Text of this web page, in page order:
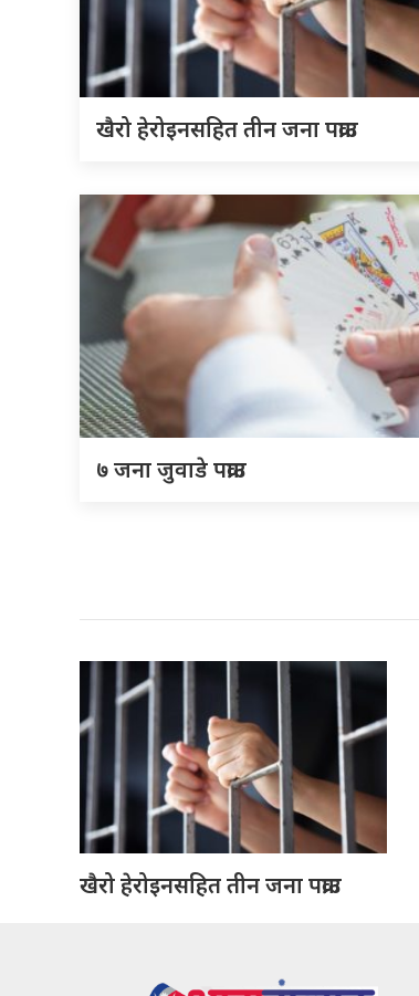
खैरो हेरोइनसहित तीन जना पक्राउ
७ जना जुवाडे पक्राउ
खैरो हेरोइनसहित तीन जना पक्राउ